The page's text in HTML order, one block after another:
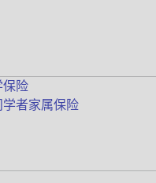
保险
者家属保险